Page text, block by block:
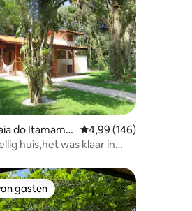
4,93 op 5, 28 recensies
do Itamamb
Gemiddelde
4,99 (146)
huis,het was klaar in
gasten
gasten